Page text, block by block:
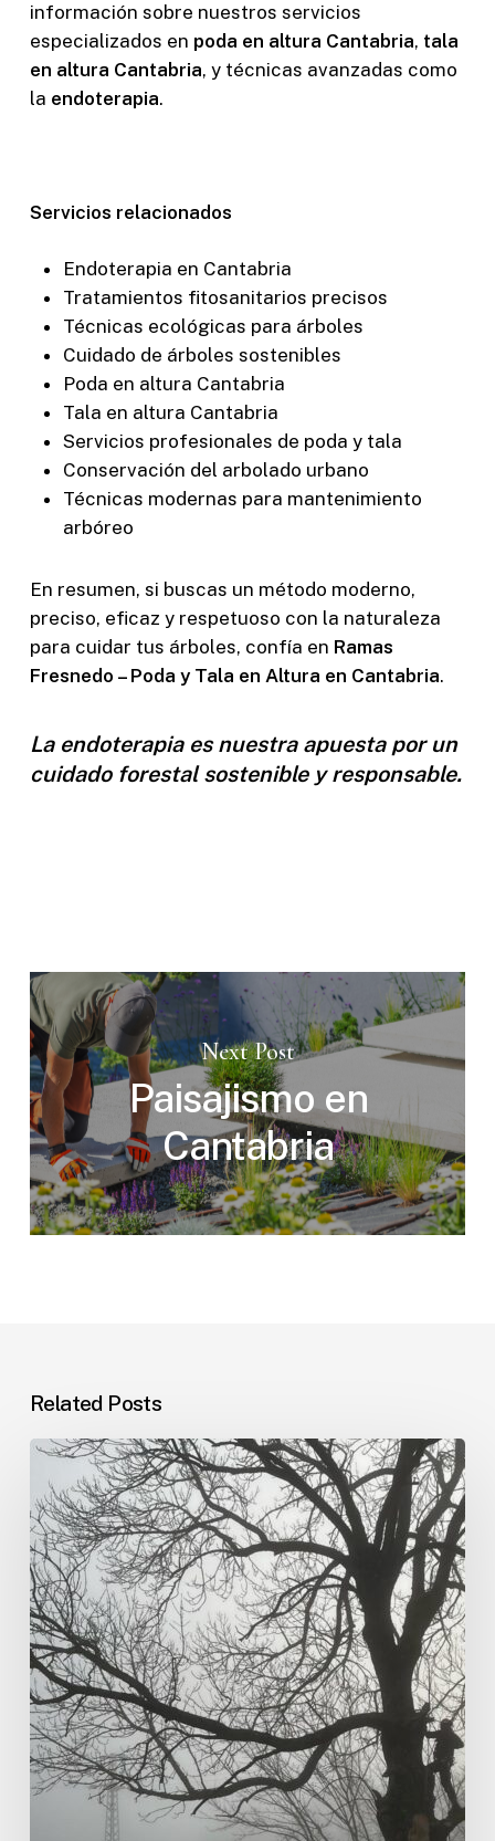
información sobre nuestros servicios
especializados en poda en altura Cantabria, tala
en altura Cantabria, y técnicas avanzadas como
la endoterapia.
Servicios relacionados
Endoterapia en Cantabria
Tratamientos fitosanitarios precisos
Técnicas ecológicas para árboles
Cuidado de árboles sostenibles
Poda en altura Cantabria
Tala en altura Cantabria
Servicios profesionales de poda y tala
Conservación del arbolado urbano
Técnicas modernas para mantenimiento
arbóreo
En resumen, si buscas un método moderno,
preciso, eficaz y respetuoso con la naturaleza
para cuidar tus árboles, confía en Ramas
Fresnedo – Poda y Tala en Altura en Cantabria.
La endoterapia es nuestra apuesta por un
cuidado forestal sostenible y responsable.
Next Post
Paisajismo en
Cantabria
Related Posts
Poda
en
altura
en
Cantabria